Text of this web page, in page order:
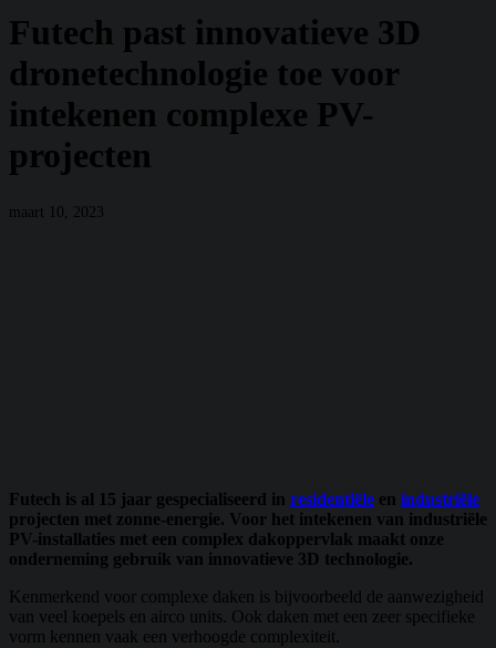
Futech past innovatieve 3D
dronetechnologie toe voor
intekenen complexe PV-
projecten
maart 10, 2023
Futech is al 15 jaar gespecialiseerd in residentiële en industriële
projecten met zonne-energie. Voor het intekenen van industriële
PV-installaties met een complex dakoppervlak maakt onze
onderneming gebruik van innovatieve 3D technologie.
Kenmerkend voor complexe daken is bijvoorbeeld de aanwezigheid
van veel koepels en airco units. Ook daken met een zeer specifieke
vorm kennen vaak een verhoogde complexiteit.